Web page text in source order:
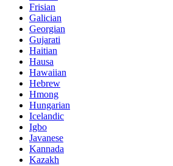
Frisian
Galician
Georgian
Gujarati
Haitian
Hausa
Hawaiian
Hebrew
Hmong
Hungarian
Icelandic
Igbo
Javanese
Kannada
Kazakh